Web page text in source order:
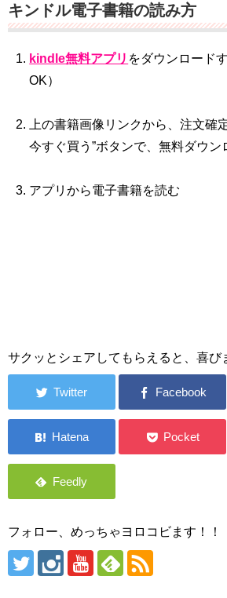
キンドル電子書籍の読み方
kindle無料アプリ をダウンロード
OK）
上の書籍画像リンクから、注文確
今すぐ買う”ボタンで、無料ダウン
アプリから電子書籍を読む
サクッとシェアしてもらえると、喜び
フォロー、めっちゃヨロコビます！！